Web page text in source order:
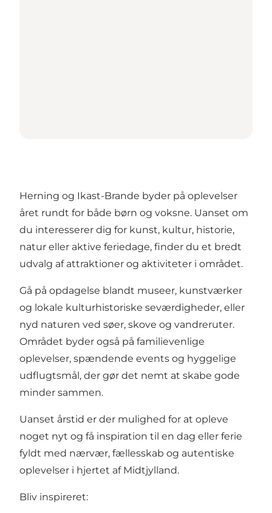
Herning og Ikast-Brande byder på oplevelser
året rundt for både børn og voksne. Uanset om
du interesserer dig for kunst, kultur, historie,
natur eller aktive feriedage, finder du et bredt
udvalg af attraktioner og aktiviteter i området.
Gå på opdagelse blandt museer, kunstværker
og lokale kulturhistoriske seværdigheder, eller
nyd naturen ved søer, skove og vandreruter.
Området byder også på familievenlige
oplevelser, spændende events og hyggelige
udflugtsmål, der gør det nemt at skabe gode
minder sammen.
Uanset årstid er der mulighed for at opleve
noget nyt og få inspiration til en dag eller ferie
fyldt med nærvær, fællesskab og autentiske
oplevelser i hjertet af Midtjylland.
Bliv inspireret: